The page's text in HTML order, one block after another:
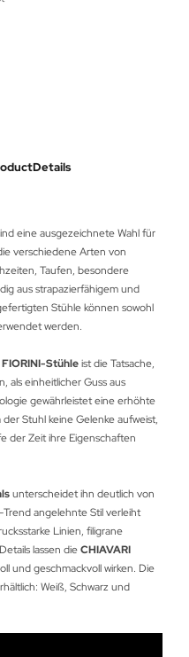
eine ausgezeichnete Wahl für
verschiedene Arten von
Taufen, besondere
aus strapazierfähigem und
Stühle können sowohl
werden.
FIORINI-Stühleist die Tatsache,
als einheitlicher Guss aus
gewährleistet eine erhöhte
Stuhl keine Gelenke aufweist,
der Zeit ihre Eigenschaften
unterscheidet ihn deutlich von
angelehnte Stil verleiht
Linien, filigrane
lassen dieCHIAVARI
und geschmackvoll wirken. Die
Weiß, Schwarz und